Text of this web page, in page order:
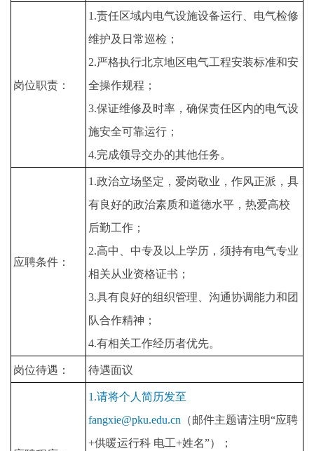
岗位职责：
1.责任区域内电气设施设备运行、电气检修
维护及日常巡检；
2.严格执行北京地区电气工程安装标准和安
全操作规程；
3.保证维修及时率，确保责任区内的电气设
施安全可靠运行；
4.完成领导交办的其他任务。
应聘条件：
1.政治立场坚定，爱岗敬业，作风正派，具
有良好的政治素质和道德水平，热爱高校
后勤工作；
2.高中、中专及以上学历，须持有电气专业
相关从业资格证书；
3.具有良好的组织管理、沟通协调能力和团
队合作精神；
4.有相关工作经历者优先。
岗位待遇： 待遇面议
1.请将个人简历发至
fangxie@pku.edu.cn （邮件主题请注明“应聘
+供暖运行科 电工+姓名”）；